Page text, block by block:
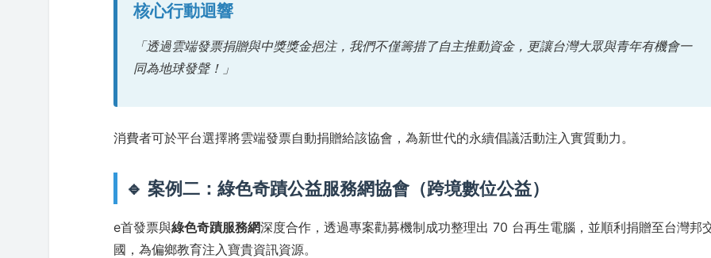
核心行動迴響
「透過雲端發票捐贈與中獎獎金挹注，我們不僅籌措了自主推動資金，更讓台灣大眾與青年有機會一
同為地球發聲！」
消費者可於平台選擇將雲端發票自動捐贈給該協會，為新世代的永續倡議活動注入實質動力。
🔹 案例二：綠色奇蹟公益服務網協會（跨境數位公益）
e首發票與綠色奇蹟服務網深度合作，透過專案勸募機制成功整理出 70 台再生電腦，並順利捐贈至台灣邦
國，為偏鄉教育注入寶貴資訊資源。